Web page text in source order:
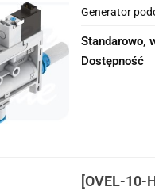
Generator
Standarowo,
Dostępność
[OVEL-10-